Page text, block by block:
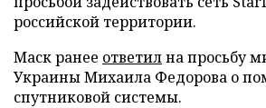
российской территории.
Маск ранее ответилна просьбу
Украины Михаила Федорова о
спутниковой системы.